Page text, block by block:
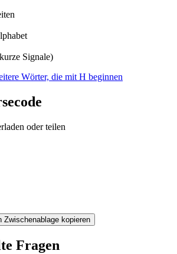
Signale)
Wörter, die mit H beginnen
oder teilen
Zwischenablage kopieren
Fragen